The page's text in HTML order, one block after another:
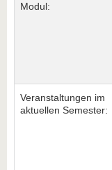
Modul:
Veranstaltungen im
aktuellen Semester: